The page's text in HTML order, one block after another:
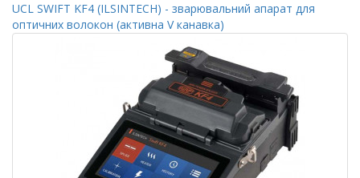
UCL SWIFT KF4 (ILSINTECH) - зварювальний апарат для
оптичних волокон (активна V канавка)